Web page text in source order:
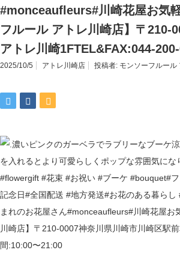
#monceaufleurs#川崎花屋お気
フルール アトレ川崎店】〒210-
アトレ川崎1FTEL&FAX:044-
2025/10/5 アトレ川崎店 投稿者: モンソーフルール